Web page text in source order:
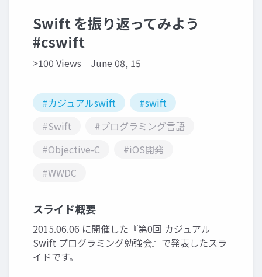
Swift を振り返ってみよう
#cswift
>100 Views June 08, 15
#カジュアルswift
#swift
#Swift
#プログラミング言語
#Objective-C
#iOS開発
#WWDC
スライド概要
2015.06.06 に開催した『第0回 カジュアル
Swift プログラミング勉強会』で発表したスラ
イドです。